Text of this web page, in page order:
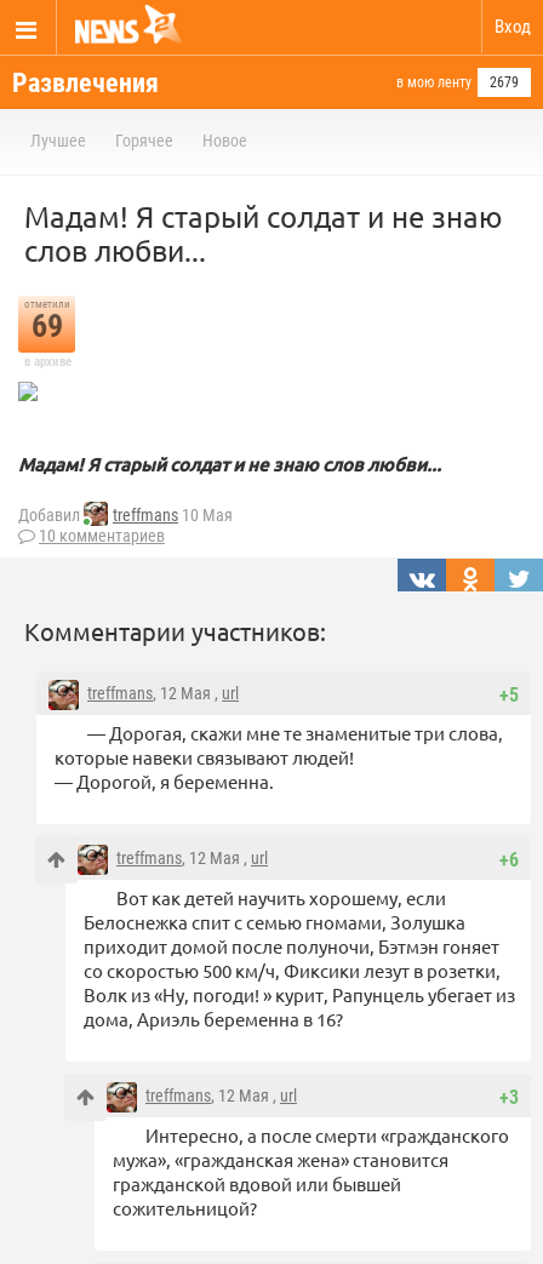
Вход
Развлечения в мою ленту 2679
Лучшее Горячее Новое
Мадам! Я старый солдат и не знаю
слов любви...
отметили
69
в архиве
Мадам! Я старый солдат и не знаю слов любви...
Добавил treffmans 10 Мая
10 комментариев
Комментарии участников:
+5
treffmans, 12 Мая , url
— Дорогая, скажи мне те знаменитые три слова,
которые навеки связывают людей!
— Дорогой, я беременна.
+6
treffmans, 12 Мая , url
Вот как детей научить хорошему, если
Белоснежка спит с семью гномами, Золушка
приходит домой после полуночи, Бэтмэн гоняет
со скоростью 500 км/ч, Фиксики лезут в розетки,
Волк из «Ну, погоди! » курит, Рапунцель убегает из
дома, Ариэль беременна в 16?
+3
treffmans, 12 Мая , url
Интересно, а после смерти «гражданского
мужа», «гражданская жена» становится
гражданской вдовой или бывшей
сожительницой?